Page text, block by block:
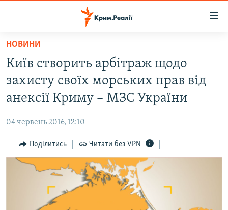
Перейти
основного
матеріалу
до
основної
навігації
Перейти
до
пошуку
ВІДЕО ТА ФОТО
БЛОГИ
ПОГЛЯД
ІНТЕРВ'Ю
СПЕЦПРОЕКТИ
НОВИНИ
Київ створить арбітраж щодо
захисту своїх морських прав від
анексії Криму – МЗС України
04 червень 2016, 12:10
Поділитись Читати без VPN